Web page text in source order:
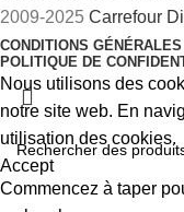
2009-2025 Carrefour
CONDITIONS
POLITIQUE DE
Commencez à taper
Nous utilisons des
notre site web. En
utilisation des cookies.
Accept